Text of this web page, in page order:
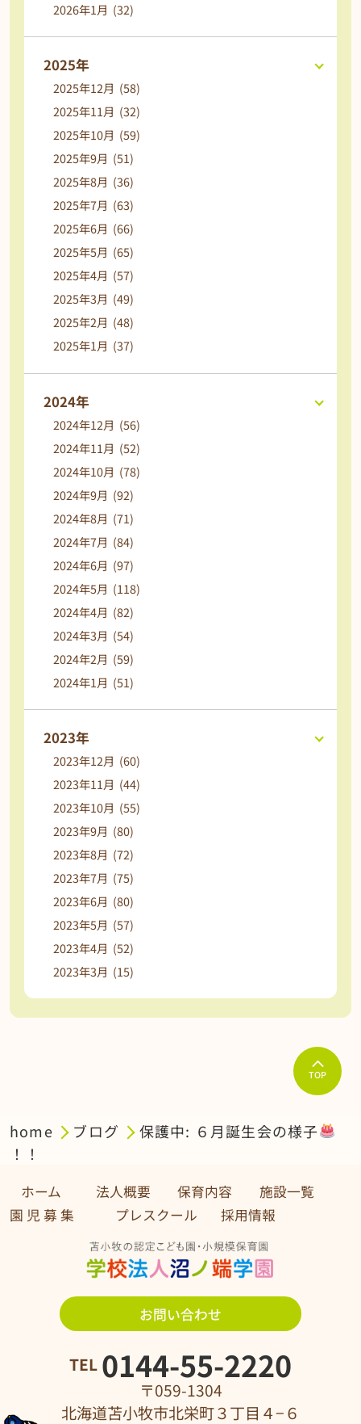
2026年1月 (32)
2025年
2025年12月 (58)
2025年11月 (32)
2025年10月 (59)
2025年9月 (51)
2025年8月 (36)
2025年7月 (63)
2025年6月 (66)
2025年5月 (65)
2025年4月 (57)
2025年3月 (49)
2025年2月 (48)
2025年1月 (37)
2024年
2024年12月 (56)
2024年11月 (52)
2024年10月 (78)
2024年9月 (92)
2024年8月 (71)
2024年7月 (84)
2024年6月 (97)
2024年5月 (118)
2024年4月 (82)
2024年3月 (54)
2024年2月 (59)
2024年1月 (51)
2023年
2023年12月 (60)
2023年11月 (44)
2023年10月 (55)
2023年9月 (80)
2023年8月 (72)
2023年7月 (75)
2023年6月 (80)
2023年5月 (57)
2023年4月 (52)
2023年3月 (15)
TOP
home ブログ
保護中: ６月誕生会の様子
！！
ホーム 法人概要 保育内容
施設一覧
園 児 募 集 プレスクール
採用情報
お問い合わせ
TEL 0144-55-2220
〒059-1304
北海道苫小牧市北栄町３丁目４−６